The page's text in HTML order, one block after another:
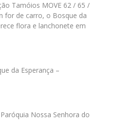
Tamóios MOVE 62 / 65 /
for de carro, o Bosque da
flora e lanchonete em
da Esperança –
Nossa Senhora do